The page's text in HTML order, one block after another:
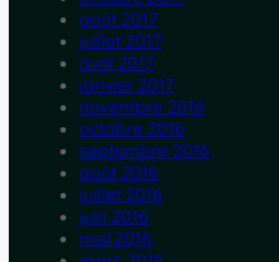
août 2017
juillet 2017
avril 2017
janvier 2017
novembre 2016
octobre 2016
septembre 2016
août 2016
juillet 2016
juin 2016
mai 2016